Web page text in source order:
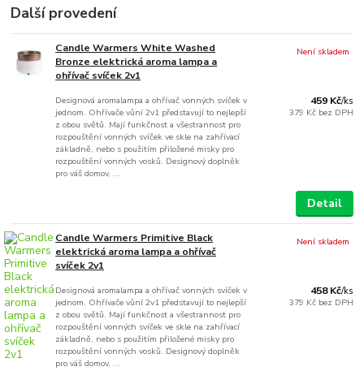
Další provedení
Candle Warmers White Washed
Bronze elektrická aroma lampa a
ohřívač svíček 2v1
Designová aromalampa a ohřívač vonných svíček v
jednom. Ohřívače vůní 2v1 představují to nejlepší
z obou světů. Mají funkčnost a všestrannost pro
rozpouštění vonných svíček ve skle na zahřívací
základně, nebo s použitím přiložené misky pro
rozpouštění vonných vosků. Designový doplněk
pro váš domov, ...
459 Kč/ks
379 Kč bez DPH
Není skladem
Detail
Candle Warmers Primitive Black
elektrická aroma lampa a ohřívač
svíček 2v1
Designová aromalampa a ohřívač vonných svíček v
jednom. Ohřívače vůní 2v1 představují to nejlepší
z obou světů. Mají funkčnost a všestrannost pro
rozpouštění vonných svíček ve skle na zahřívací
základně, nebo s použitím přiložené misky pro
rozpouštění vonných vosků. Designový doplněk
pro váš domov, ...
458 Kč/ks
379 Kč bez DPH
Není skladem